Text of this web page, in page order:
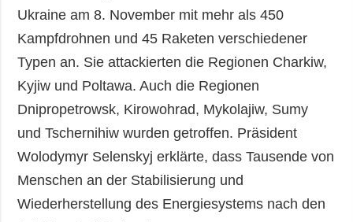
Ukraine am 8. November mit mehr als 450
Kampfdrohnen und 45 Raketen verschiedener
Typen an. Sie attackierten die Regionen Charkiw,
Kyjiw und Poltawa. Auch die Regionen
Dnipropetrowsk, Kirowohrad, Mykolajiw, Sumy
und Tschernihiw wurden getroffen. Präsident
Wolodymyr Selenskyj erklärte, dass Tausende von
Menschen an der Stabilisierung und
Wiederherstellung des Energiesystems nach den